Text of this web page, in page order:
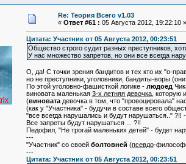
Re: Теория Всего v1.03
« Ответ #61 : 05 Августа 2012, 19:22:10 »
Цитата: Участник от 05 Августа 2012, 00:23:51
Общество строго судит разных преступников,
У нас множество запретов, но они все всегда
О, да! С точки зрения бандитов и тех кто их "о-
но не преступники, уголовники, бандиты-воры
По этой уголовно-фашисткой логике - людоед
виновата маленькая 3-х летняя девочка, которую
(виноватадевочка в том, что "провоцировала"
(как у "Участника" - будучи в составе всего
"все всегда нарушались и будут нарушаться.." ?!!
Все запреты будут нарушаться ... ?!!
Педофил, "Не трогай маленьких детей" - будет
---
"Участник" со своей болтовней (псевдо-
---
Цитата: Участник от 05 Августа 2012, 00:23:51